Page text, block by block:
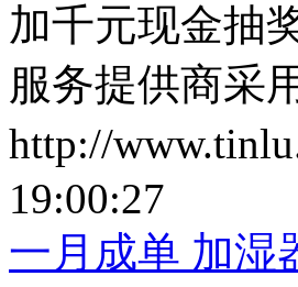
加千元现金抽
服务提供商采
http://
19:00:27
一月成单 加湿